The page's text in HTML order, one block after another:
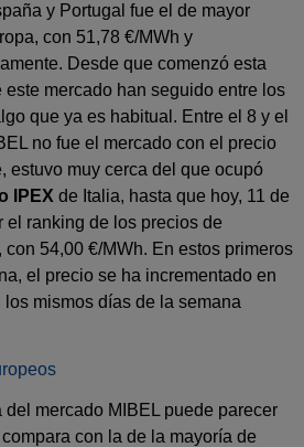
y Portugal fue el de mayor
con 51,78 €/MWh y
Desde que comenzó esta
mercado han seguido entre los
que ya es habitual. Entre el 8 y el
no fue el mercado con el precio
estuvo muy cerca del que ocupó
IPEX de Italia, hasta que hoy, 11 de
el ranking de los precios de
54,00 €/MWh. En estos primeros
el precio se ha incrementado en
mismos días de la semana
mercado MIBEL puede parecer
con la de la mayoría de